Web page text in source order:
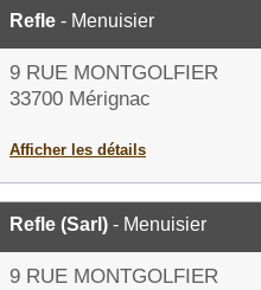
Refle - Menuisier
9 RUE MONTGOLFIER
33700 Mérignac
Afficher les détails
Refle (Sarl) - Menuisier
9 RUE MONTGOLFIER